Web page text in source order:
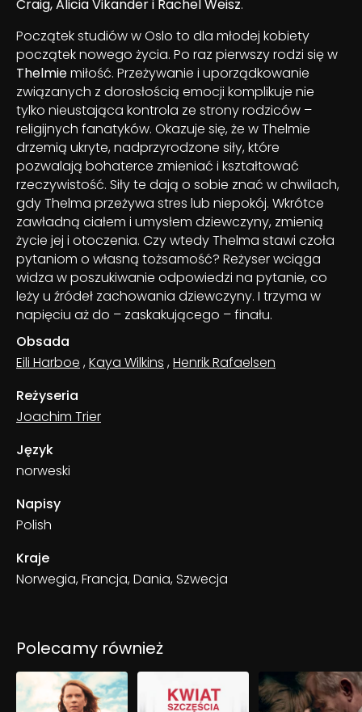
Craig, Alicia Vikander i Rachel Weisz.
Początek studiów w Oslo to dla młodej kobiety
początek nowego życia. Po raz pierwszy rodzi się w
Thelmiemiłość. Przeżywanie i uporządkowanie
związanych z dorosłością emocji komplikuje nie
tylko nieustająca kontrola ze strony rodziców –
religijnych fanatyków. Okazuje się, że w Thelmie
drzemią ukryte, nadprzyrodzone siły, które
pozwalają bohaterce zmieniać i kształtować
rzeczywistość. Siły te dają o sobie znać w chwilach,
gdy Thelma przeżywa stres lub niepokój. Wkrótce
zawładną ciałem i umysłem dziewczyny, zmienią
życie jej i otoczenia. Czy wtedy Thelma stawi czoła
pytaniom o własną tożsamość? Reżyser wciąga
widza w poszukiwanie odpowiedzi na pytanie, co
leży u źródeł zachowania dziewczyny. I trzyma w
napięciu aż do – zaskakującego – finału.
Obsada
Eili Harboe ,Kaya Wilkins ,Henrik Rafaelsen
Reżyseria
Joachim Trier
Język
norweski
Napisy
Polish
Kraje
Norwegia, Francja, Dania, Szwecja
Polecamy również